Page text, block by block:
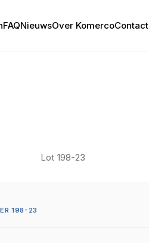
FAQNieuwsOver KomercoContact
Lot 198-23
198-23